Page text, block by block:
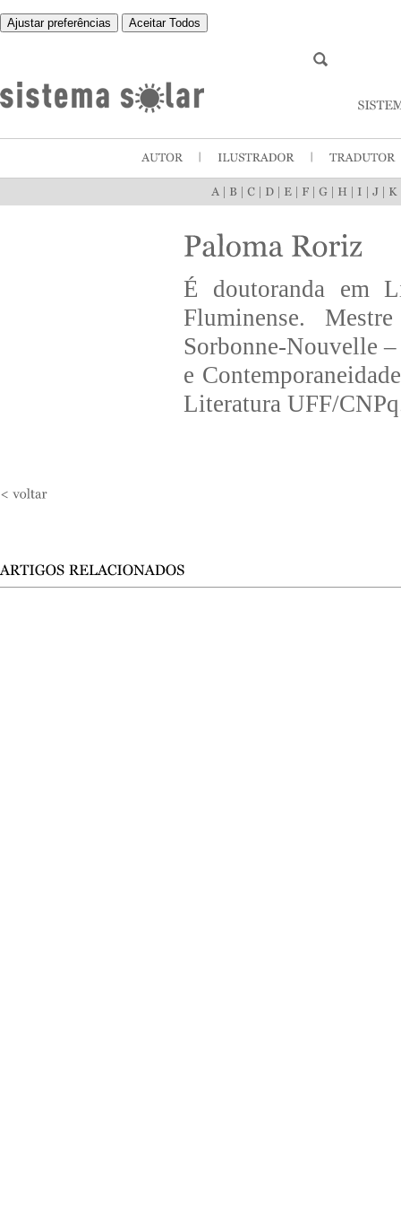
Ajustar preferências Aceitar Todos
É doutoranda em
Fluminense.
Sorbonne-Nouvelle
e
Literatura UFF/